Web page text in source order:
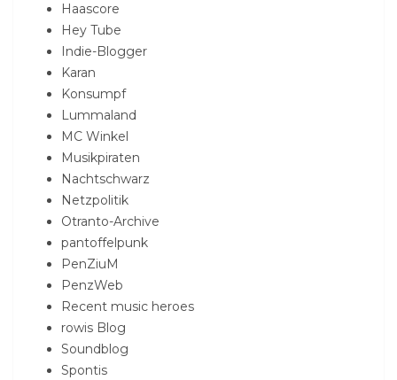
Haascore
Hey Tube
Indie-Blogger
Karan
Konsumpf
Lummaland
MC Winkel
Musikpiraten
Nachtschwarz
Netzpolitik
Otranto-Archive
pantoffelpunk
PenZiuM
PenzWeb
Recent music heroes
rowis Blog
Soundblog
Spontis